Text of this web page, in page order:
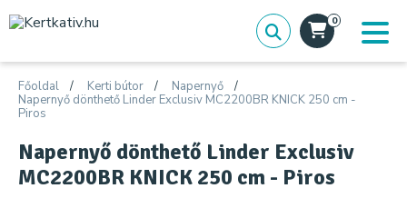
0
Főoldal Kerti bútor
Napernyő
Napernyő dönthető Linder Exclusiv MC2200BR KNICK 250 cm -
Piros
Napernyő dönthető Linder Exclusiv
MC2200BR KNICK 250 cm - Piros